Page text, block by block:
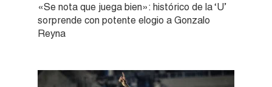
«Se nota que juega bien»: histórico de la ‘U’
sorprende con potente elogio a Gonzalo
Reyna